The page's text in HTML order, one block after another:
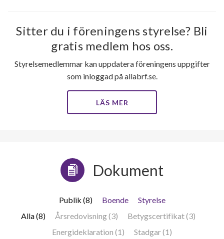
Sitter du i föreningens styrelse? Bli
gratis medlem hos oss.
Styrelsemedlemmar kan uppdatera föreningens uppgifter
som inloggad på allabrf.se.
LÄS MER
Dokument
Publik (8) Boende
Styrelse
Alla (8)
Årsredovisning (3)
Betygscertifikat (3)
Energideklaration (1)
Stadgar (1)